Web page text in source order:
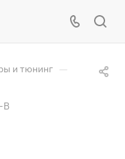
и тюнинг —
B